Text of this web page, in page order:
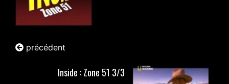
précédent
Inside : Zone 51 3/3